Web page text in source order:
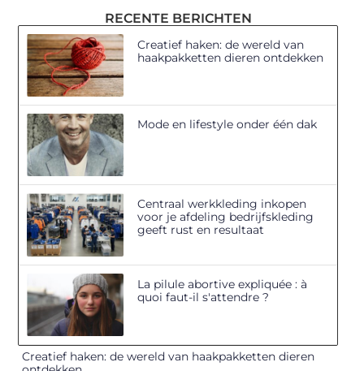
RECENTE BERICHTEN
Creatief haken: de wereld van
haakpakketten dieren ontdekken
Mode en lifestyle onder één dak
Centraal werkkleding inkopen
voor je afdeling bedrijfskleding
geeft rust en resultaat
La pilule abortive expliquée : à
quoi faut-il s'attendre ?
Creatief haken: de wereld van haakpakketten dieren